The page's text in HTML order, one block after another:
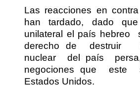
Las reacciones en
han tardado, dado que
unilateral el país hebreo
derecho de
destruir
nuclear
del país
negociones que
este
Estados Unidos.